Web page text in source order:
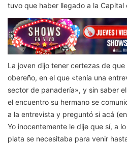
tuvo que haber llegado a la Capital
La joven dijo tener certezas de
obereño, en el que «tenía una
sector de panadería», y sin saber
el encuentro su hermano se
a la entrevista y preguntó si acá
Yo inocentemente le dije que sí, a
plata se necesitaba para venir